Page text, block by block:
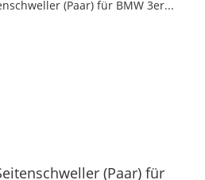
(Paar) für